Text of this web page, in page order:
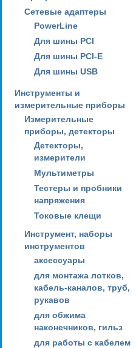
Сетевые адаптеры
PowerLine
Для шины PCI
Для шины PCI-E
Для шины USB
Инструменты и
измерительные приборы
Измерительные
приборы, детекторы
Детекторы,
измерители
Мультиметры
Тестеры и пробники
напряжения
Токовые клещи
Инструмент, наборы
инструментов
аксессуары
для монтажа лотков,
кабель-каналов, труб,
рукавов
для обжима
наконечников, гильз
для работы с кабелем